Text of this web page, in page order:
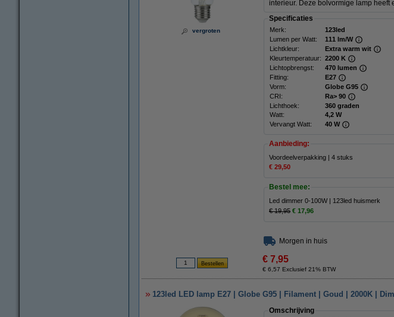
vergroten
interieur. Deze bolvormige lamp
Specificaties
Merk: 123led
Lumen per Watt:
111 lm/W
Lichtkleur:
Extra warm wit
Kleurtemperatuur: 2200 K
Lichtopbrengst:
470 lumen
Fitting:
E27
Vorm:
Globe G95
CRI:
Ra> 90
Lichthoek:
360 graden
Watt:
4,2 W
Vervangt Watt:
40 W
Aanbieding:
Voordeelverpakking | 4 stuks
€ 29,50
Bestel mee:
Led dimmer 0-100W | 123led huismerk
€ 19,95 € 17,96
Morgen in huis
€ 7,95
€ 6,57 Exclusief 21% BTW
123led LED lamp E27 | Globe G95 | Filament | Goud | 2000K |
Omschrijving